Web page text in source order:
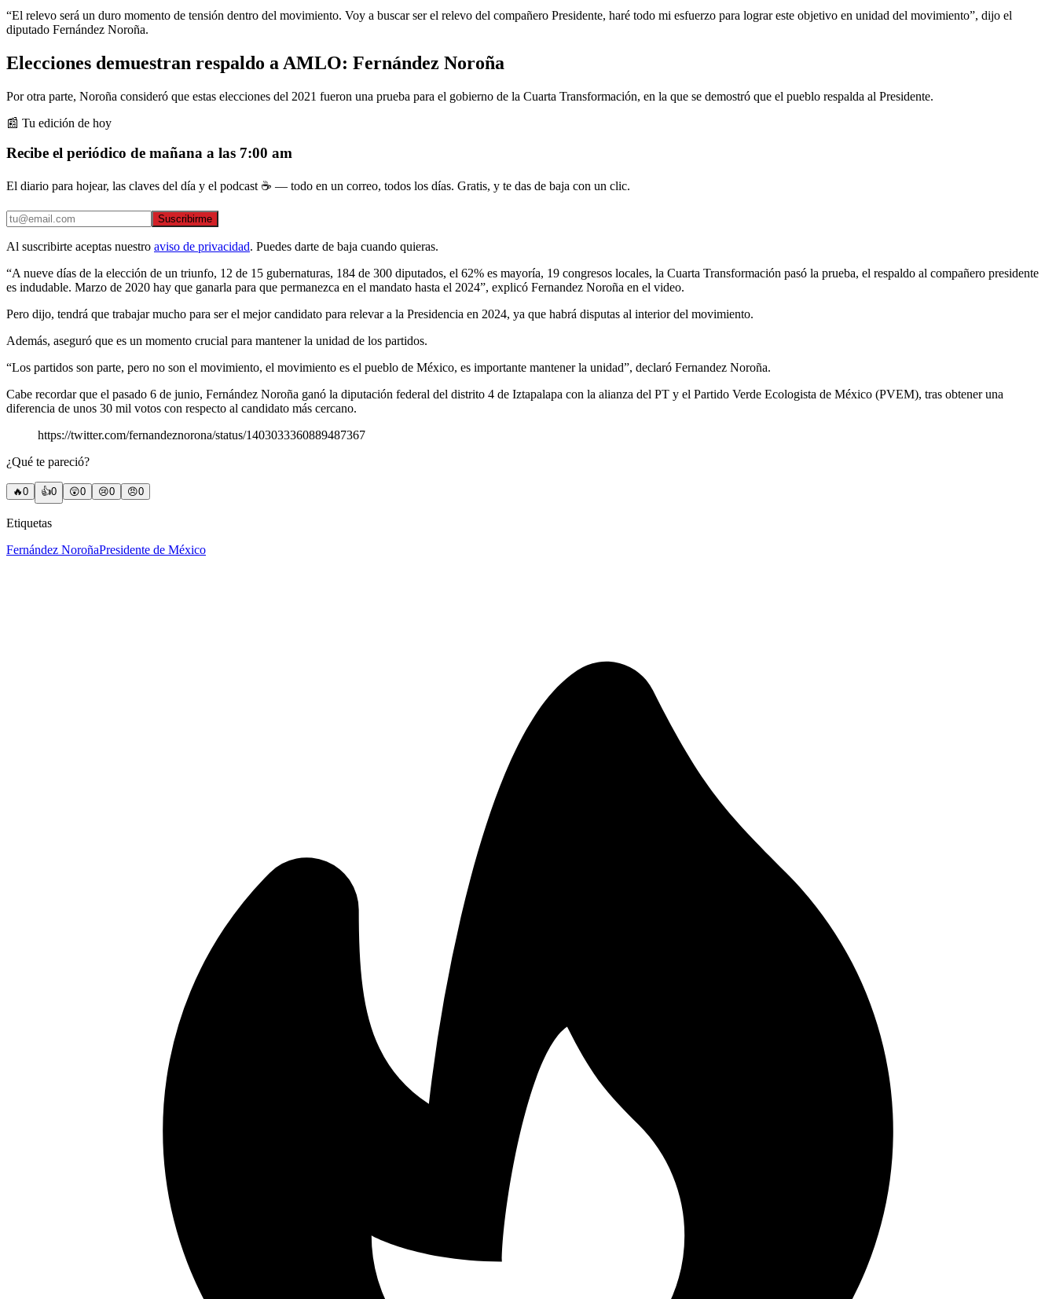
“El relevo será un duro momento de tensión dentro del movimiento. Voy a buscar ser el relevo del compañero Presidente, haré todo mi esfuerzo para lograr este objetivo en unidad del movimiento”, dijo el
diputado Fernández Noroña.
Elecciones demuestran respaldo a AMLO: Fernández Noroña
Por otra parte, Noroña consideró que estas elecciones del 2021 fueron una prueba para el gobierno de la Cuarta Transformación, en la que se demostró que el pueblo respalda al Presidente.
📰 Tu edición de hoy
Recibe el periódico de mañana a las 7:00 am
El diario para hojear, las claves del día y el podcast ☕ — todo en un correo, todos los días. Gratis, y te das de baja con un clic.
Suscribirme
Al suscribirte aceptas nuestro aviso de privacidad. Puedes darte de baja cuando quieras.
“A nueve días de la elección de un triunfo, 12 de 15 gubernaturas, 184 de 300 diputados, el 62% es mayoría, 19 congresos locales, la Cuarta Transformación pasó la prueba, el respaldo al compañero presidente
es indudable. Marzo de 2020 hay que ganarla para que permanezca en el mandato hasta el 2024”, explicó Fernandez Noroña en el video.
Pero dijo, tendrá que trabajar mucho para ser el mejor candidato para relevar a la Presidencia en 2024, ya que habrá disputas al interior del movimiento.
Además, aseguró que es un momento crucial para mantener la unidad de los partidos.
“Los partidos son parte, pero no son el movimiento, el movimiento es el pueblo de México, es importante mantener la unidad”, declaró Fernandez Noroña.
Cabe recordar que el pasado 6 de junio, Fernández Noroña ganó la diputación federal del distrito 4 de Iztapalapa con la alianza del PT y el Partido Verde Ecologista de México (PVEM), tras obtener una
diferencia de unos 30 mil votos con respecto al candidato más cercano.
https://twitter.com/fernandeznorona/status/1403033360889487367
¿Qué te pareció?
🔥0 👍0 😲0 😢0 😠0
Etiquetas
Fernández NoroñaPresidente de México